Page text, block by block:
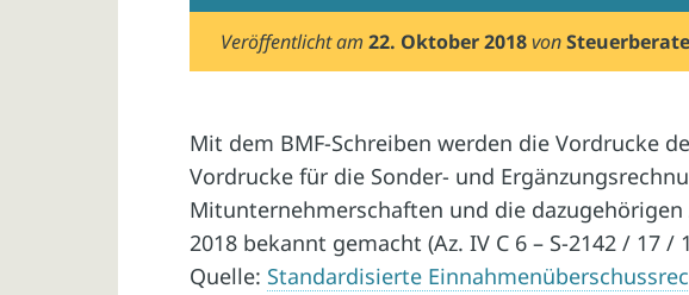
Veröffentlicht am22. Oktober 2018 von
Mit dem BMF-Schreiben werden die Vordrucke
Vordrucke für die Sonder- und
Mitunternehmerschaften und die
2018 bekannt gemacht (Az. IV C 6 – S-2142 / 17 /
Quelle: Standardisierte